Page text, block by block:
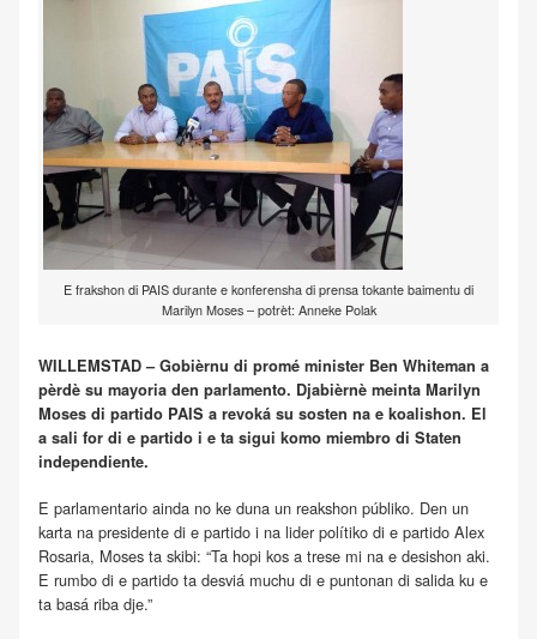
E frakshon di PAIS durante e konferensha di prensa tokante baimentu di
Marilyn Moses – potrèt: Anneke Polak
WILLEMSTAD – Gobièrnu di promé minister Ben Whiteman a
pèrdè su mayoria den parlamento. Djabièrnè meinta Marilyn
Moses di partido PAIS a revoká su sosten na e koalishon. El
a sali for di e partido i e ta sigui komo miembro di Staten
independiente.
E parlamentario ainda no ke duna un reakshon públiko. Den un
karta na presidente di e partido i na lider polítiko di e partido Alex
Rosaria, Moses ta skibi: “Ta hopi kos a trese mi na e desishon aki.
E rumbo di e partido ta desviá muchu di e puntonan di salida ku e
ta basá riba dje.”